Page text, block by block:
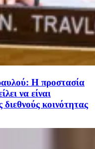
Η προστασία
να είναι
κοινότητας